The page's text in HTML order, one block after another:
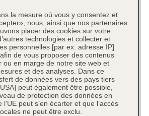
la mesure où vous y consentez et
nous, ainsi que nos partenaires
placer des cookies sur votre
technologies et collecter et
personnelles [par ex. adresse IP]
de vous proposer des contenus
ou en marge de notre site web et
et des analyses. Dans ce
de données vers des pays tiers
peut également être possible,
de protection des données en
peut s’en écarter et que l’accès
ne peut être exclu.